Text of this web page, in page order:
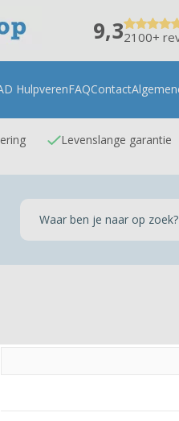
9,32100+
HulpverenFAQContact
Levenslange garantie
Enyaq iV